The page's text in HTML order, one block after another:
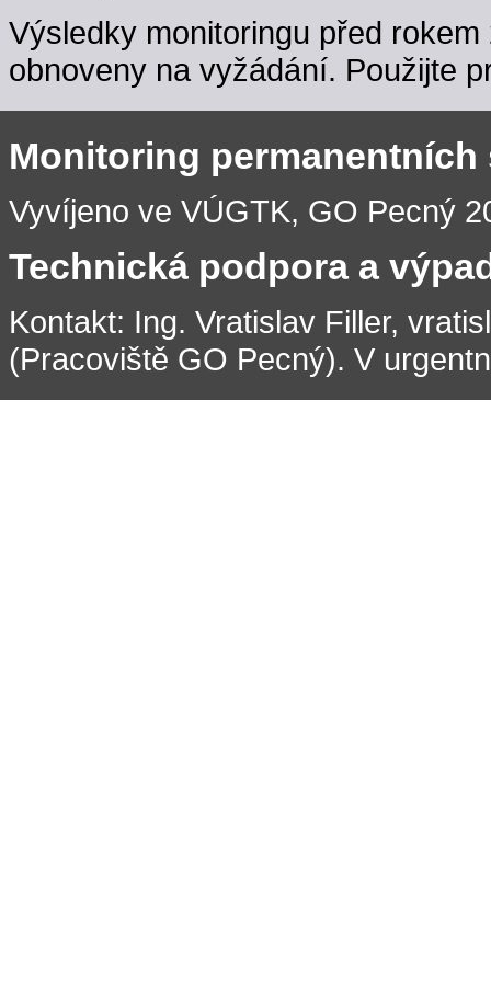
Výsledky monitoringu před
obnoveny na vyžádání. Použijte
Monitoring permanentních
Vyvíjeno ve VÚGTK, GO Pecný
Technická podpora a
Kontakt: Ing. Vratislav Filler,
(Pracoviště GO Pecný). V